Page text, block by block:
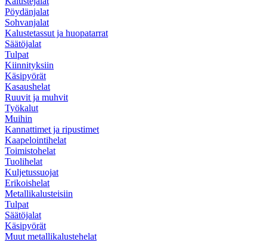
Pöydänjalat
Sohvanjalat
Kalustetassut ja huopatarrat
Säätöjalat
Tulpat
Kiinnityksiin
Käsipyörät
Kasaushelat
Ruuvit ja muhvit
Työkalut
Muihin
Kannattimet ja ripustimet
Kaapelointihelat
Toimistohelat
Tuolihelat
Kuljetussuojat
Erikoishelat
Metallikalusteisiin
Tulpat
Säätöjalat
Käsipyörät
Muut metallikalustehelat